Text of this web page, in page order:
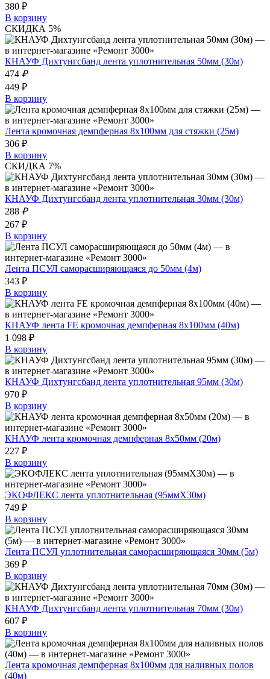
380 ₽
В корзину
СКИДКА 5%
КНАУФ Дихтунгсбанд лента уплотнительная 50мм (30м)
474 ₽
449 ₽
В корзину
Лента кромочная демпферная 8х100мм для стяжки (25м)
306 ₽
В корзину
СКИДКА 7%
КНАУФ Дихтунгсбанд лента уплотнительная 30мм (30м)
288 ₽
267 ₽
В корзину
Лента ПСУЛ саморасширяющаяся до 50мм (4м)
343 ₽
В корзину
КНАУФ лента FE кромочная демпферная 8х100мм (40м)
1 098 ₽
В корзину
КНАУФ Дихтунгсбанд лента уплотнительная 95мм (30м)
970 ₽
В корзину
КНАУФ лента кромочная демпферная 8х50мм (20м)
227 ₽
В корзину
ЭКОФЛЕКС лента уплотнительная (95ммХ30м)
749 ₽
В корзину
Лента ПСУЛ уплотнительная саморасширяющаяся 30мм (5м)
369 ₽
В корзину
КНАУФ Дихтунгсбанд лента уплотнительная 70мм (30м)
607 ₽
В корзину
Лента кромочная демпферная 8х100мм для наливных полов
(40м)